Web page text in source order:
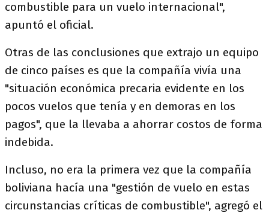
combustible para un vuelo internacional",
apuntó el oficial.
Otras de las conclusiones que extrajo un equipo
de cinco países es que la compañía vivía una
"situación económica precaria evidente en los
pocos vuelos que tenía y en demoras en los
pagos", que la llevaba a ahorrar costos de forma
indebida.
Incluso, no era la primera vez que la compañía
boliviana hacía una "gestión de vuelo en estas
circunstancias críticas de combustible", agregó el